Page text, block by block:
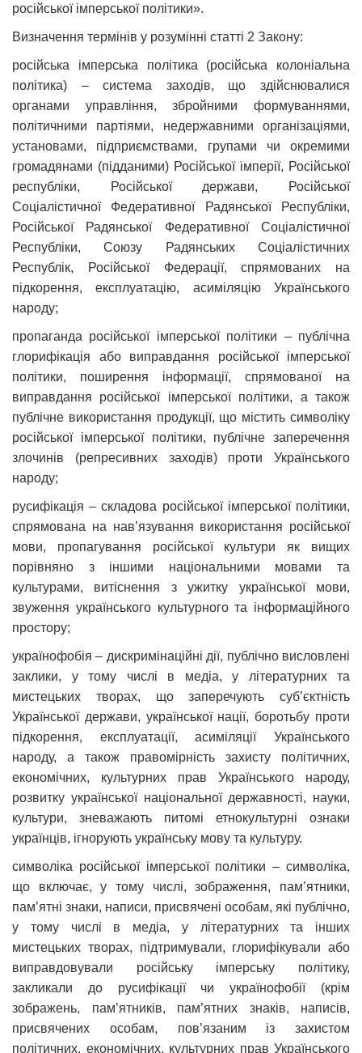
російської імперської політики».
Визначення термінів у розумінні статті 2 Закону:
російська імперська політика (російська колоніальна
політика) – система заходів, що здійснювалися
органами управління, збройними формуваннями,
політичними партіями, недержавними організаціями,
установами, підприємствами, групами чи окремими
громадянами (підданими) Російської імперії, Російської
республіки, Російської держави, Російської
Соціалістичної Федеративної Радянської Республіки,
Російської Радянської Федеративної Соціалістичної
Республіки, Союзу Радянських Соціалістичних
Республік, Російської Федерації, спрямованих на
підкорення, експлуатацію, асиміляцію Українського
народу;
пропаганда російської імперської політики – публічна
глорифікація або виправдання російської імперської
політики, поширення інформації, спрямованої на
виправдання російської імперської політики, а також
публічне використання продукції, що містить символіку
російської імперської політики, публічне заперечення
злочинів (репресивних заходів) проти Українського
народу;
русифікація – складова російської імперської політики,
спрямована на нав’язування використання російської
мови, пропагування російської культури як вищих
порівняно з іншими національними мовами та
культурами, витіснення з ужитку української мови,
звуження українського культурного та інформаційного
простору;
українофобія – дискримінаційні дії, публічно висловлені
заклики, у тому числі в медіа, у літературних та
мистецьких творах, що заперечують суб’єктність
Української держави, української нації, боротьбу проти
підкорення, експлуатації, асиміляції Українського
народу, а також правомірність захисту політичних,
економічних, культурних прав Українського народу,
розвитку української національної державності, науки,
культури, зневажають питомі етнокультурні ознаки
українців, ігнорують українську мову та культуру.
символіка російської імперської політики – символіка,
що включає, у тому числі, зображення, пам’ятники,
пам’ятні знаки, написи, присвячені особам, які публічно,
у тому числі в медіа, у літературних та інших
мистецьких творах, підтримували, глорифікували або
виправдовували російську імперську політику,
закликали до русифікації чи українофобії (крім
зображень, пам’ятників, пам’ятних знаків, написів,
присвячених особам, пов’язаним із захистом
політичних, економічних, культурних прав Українського